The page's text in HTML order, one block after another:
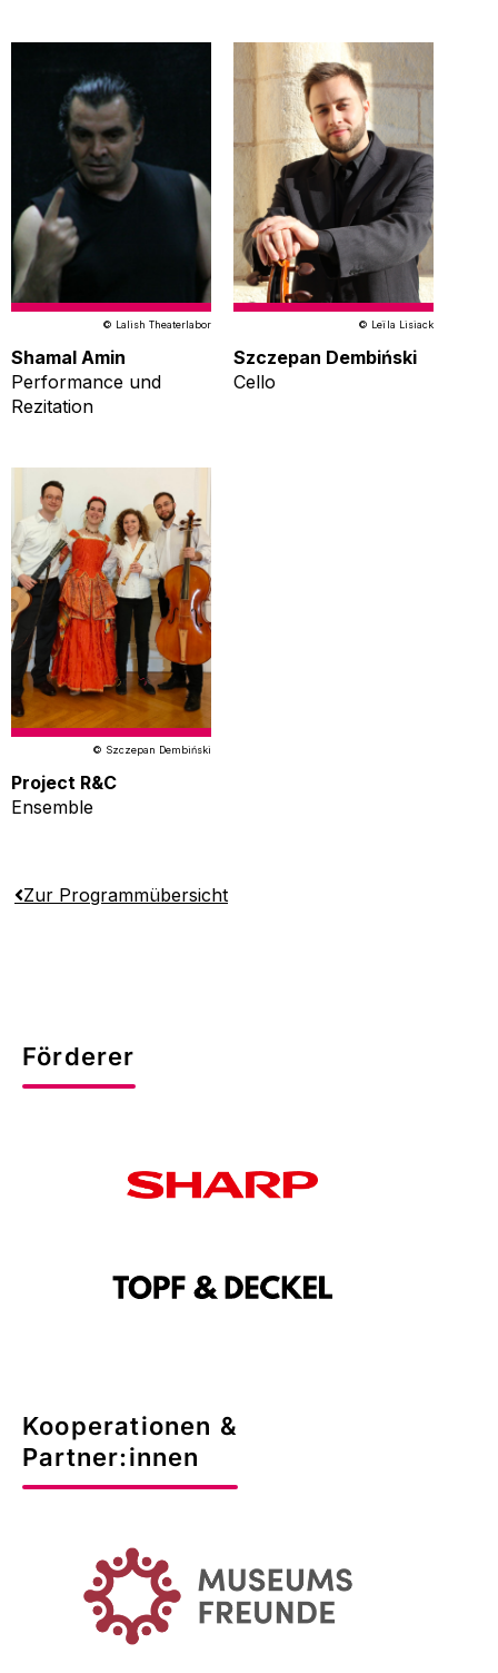
© Lalish Theaterlabor
Shamal Amin
Performance und
Rezitation
© Leïla Lisiack
Szczepan Dembiński
Cello
© Szczepan Dembiński
Project R&C
Ensemble
Zur Programmübersicht
Förderer
Kooperationen &
Partner:innen